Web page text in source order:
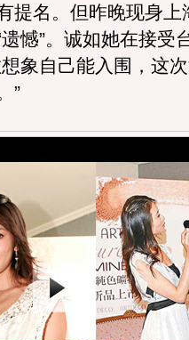
提名。但昨晚现身上
憾”。诚如她在接受
象自己能入围，这
”